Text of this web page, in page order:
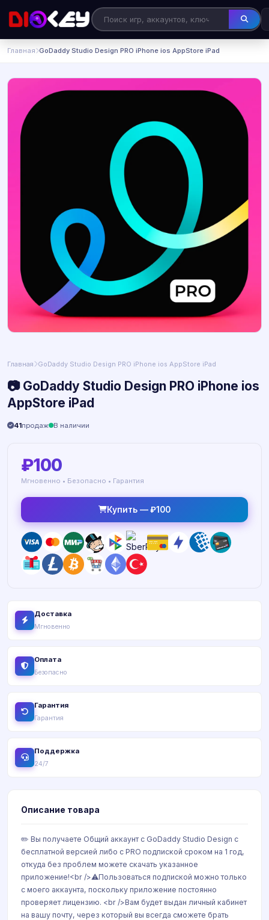
Главная GoDaddy Studio Design PRO iPhone ios AppStore iPad
Главная GoDaddy Studio Design PRO iPhone ios AppStore iPad
📷 GoDaddy Studio Design PRO iPhone ios
AppStore iPad
41продаж В наличии
₽100
Мгновенно • Безопасно • Гарантия
Купить — ₽100
Доставка
Мгновенно
Оплата
Безопасно
Гарантия
Гарантия
Поддержка
24/7
Описание товара
✏️ Вы получаете Общий аккаунт с GoDaddy Studio Design с
бесплатной версией либо c PRO подпиской сроком на 1 год,
откуда без проблем можете скачать указанное
приложение!<br />⚠️Пользоваться подпиской можно только
с моего аккаунта, поскольку приложение постоянно
проверяет лицензию. <br />Вам будет выдан личный кабинет
на вашу почту, через который вы всегда сможете брать